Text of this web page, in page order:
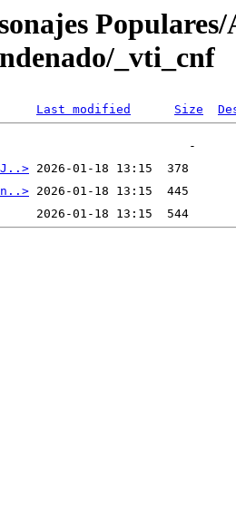
_vti_cnf
Last modified Size